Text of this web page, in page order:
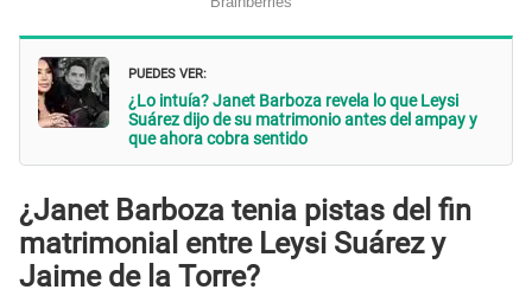
PUEDES VER:
¿Lo intuía? Janet Barboza revela lo que Leysi
Suárez dijo de su matrimonio antes del ampay y
que ahora cobra sentido
¿Janet Barboza tenia pistas del fin
matrimonial entre Leysi Suárez y
Jaime de la Torre?